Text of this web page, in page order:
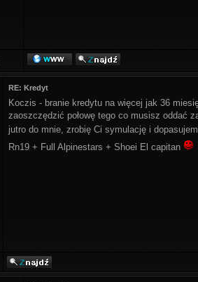
RE: Kredyt
Koczis - branie kredytu na więcej jak 36
zaoszczędzić połowę tego co musisz oddać
jutro do mnie, zrobię Ci symulację i
Rn19 + Full Alpinestars + Shoei El capitan